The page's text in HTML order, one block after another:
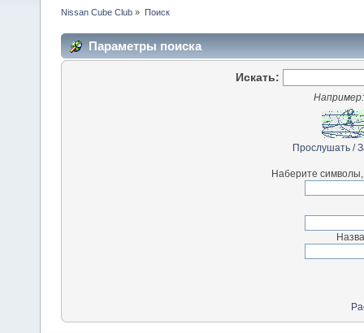
Nissan Cube Club » Поиск
Параметры поиска
Искать:
Прослушать/
Наберите